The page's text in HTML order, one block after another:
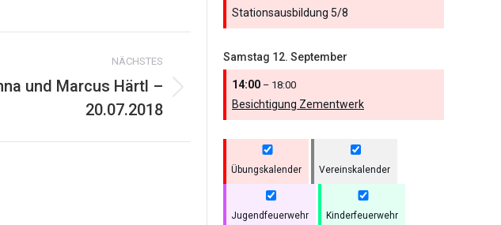
NÄCHSTES
und Marcus Härtl –
20.07.2018
Stationsausbildung 5/8
Samstag 12. September
14:00 – 18:00
Besichtigung Zementwerk
Übungskalender Vereinskalender
Jugendfeuerwehr Kinderfeuerwehr